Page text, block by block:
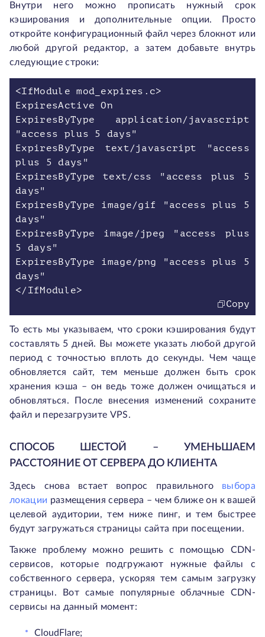
Внутри него можно прописать нужный срок
кэширования и дополнительные опции. Просто
откройте конфигурационный файл через блокнот или
любой другой редактор, а затем добавьте внутрь
следующие строки:
<IfModule mod_expires.c>
ExpiresActive On
ExpiresByType application/javascript
"access plus 5 days"
ExpiresByType text/javascript "access
plus 5 days"
ExpiresByType text/css "access plus 5
days"
ExpiresByType image/gif "access plus 5
days"
ExpiresByType image/jpeg "access plus
5 days"
ExpiresByType image/png "access plus 5
days"
Copy
То есть мы указываем, что сроки кэширования будут
составлять 5 дней. Вы можете указать любой другой
период с точностью вплоть до секунды. Чем чаще
обновляется сайт, тем меньше должен быть срок
хранения кэша – он ведь тоже должен очищаться и
обновляться. После внесения изменений сохраните
файл и перезагрузите VPS.
СПОСОБ ШЕСТОЙ – УМЕНЬШАЕМ
РАССТОЯНИЕ ОТ СЕРВЕРА ДО КЛИЕНТА
Здесь снова встает вопрос правильного выбора
локации размещения сервера – чем ближе он к вашей
целевой аудитории, тем ниже пинг, и тем быстрее
будут загружаться страницы сайта при посещении.
Также проблему можно решить с помощью CDN-
сервисов, которые подгружают нужные файлы с
собственного сервера, ускоряя тем самым загрузку
страницы. Вот самые популярные облачные CDN-
сервисы на данный момент:
CloudFlare;